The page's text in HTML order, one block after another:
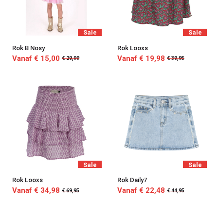
Sale
Rok B Nosy
Vanaf € 15,00 € 29,99
Sale
Rok Looxs
Vanaf € 19,98 € 39,95
Sale
Rok Looxs
Vanaf € 34,98 € 69,95
Sale
Rok Daily7
Vanaf € 22,48 € 44,95